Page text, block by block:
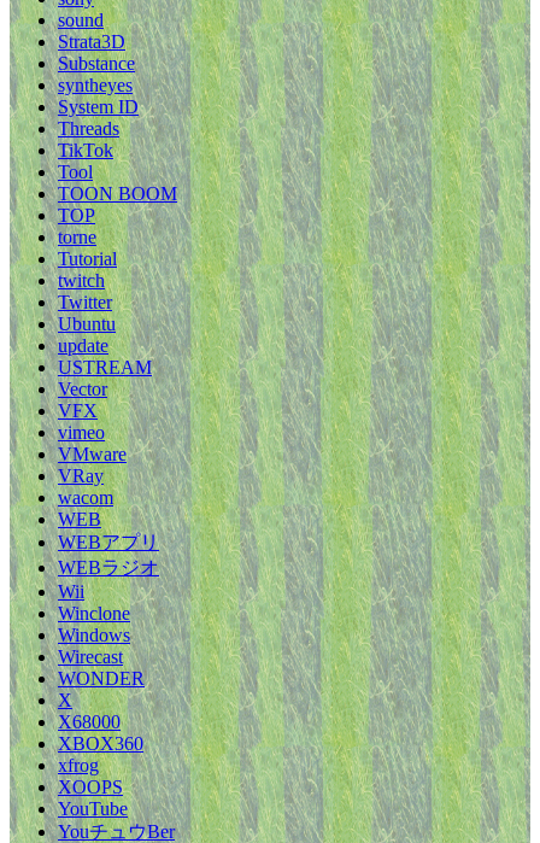
sound
Strata3D
Substance
syntheyes
System ID
Threads
TikTok
Tool
TOON BOOM
TOP
torne
Tutorial
twitch
Twitter
Ubuntu
update
USTREAM
Vector
VFX
vimeo
VMware
VRay
wacom
WEB
WEBアプリ
WEBラジオ
Wii
Winclone
Windows
Wirecast
WONDER
X
X68000
XBOX360
xfrog
XOOPS
YouTube
YouチュウBer